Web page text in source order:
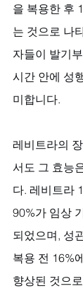
을 복용한 후
는 것으로 나
자들이 발기
시간 안에 성
미합니다.
레비트라의
서도 그 효능
다. 레비트라
90%가 임상
되었으며, 성
복용 전 16%
향상된 것으